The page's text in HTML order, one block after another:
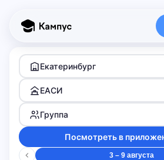
Екатеринбург
ЕАСИ
Группа
Посмотреть в
3 – 9 августа